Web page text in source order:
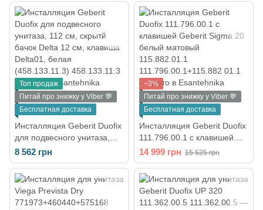
Delta01, хром
(458.133.21.3)
Топ продаж
Питай про знижку у Viber 💬
Бесплатная доставка
Инсталляция Geberit Duofix
для подвесного унитаза,
112 см, скрытй бачок Delta
12 см, клавиша Delta01,
белая (458.133.11.3)
8 562 грн
−3%
Питай про знижку у Viber 💬
Бесплатная доставка
Инсталляция Geberit Duofix
111.796.00.1 c клавишей
Geberit Sigma 20 белый
матовый 115.882.01.1
14 999 грн 15 525 грн